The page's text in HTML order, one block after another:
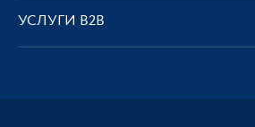
УСЛУГИ В2В